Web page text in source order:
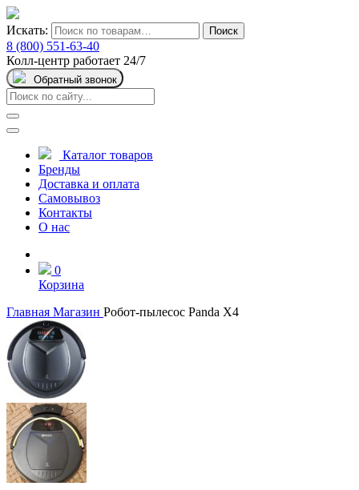
Искать: Поиск
8 (800) 551-63-40
Колл-центр работает 24/7
Обратный звонок
Каталог товаров
Бренды
Доставка и оплата
Самовывоз
Контакты
О нас
0
Корзина
Главная Магазин Робот-пылесос Panda X4